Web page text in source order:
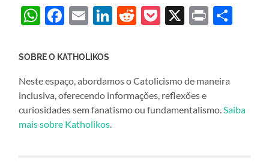
WhatsApp
Facebook
EmailLinkedIn
Reddit
Pocket
X Print
SOBRE O KATHOLIKOS
Neste espaço, abordamos o Catolicismo de maneira
inclusiva, oferecendo informações, reflexões e
curiosidades sem fanatismo ou fundamentalismo.Saiba
mais sobre Katholikos.